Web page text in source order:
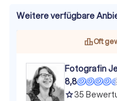
Weitere verfügbare
Oft
Fotografin
8,8
grade35